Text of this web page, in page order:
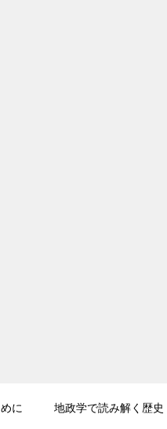
に 地政学で読み解く歴史